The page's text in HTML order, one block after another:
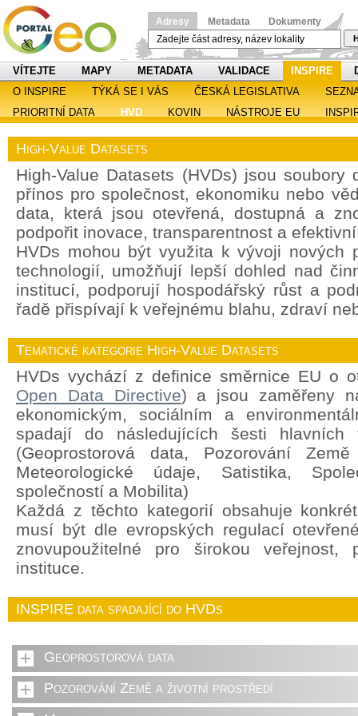
Adresy Metadata Dokumenty
VÍTEJTE MAPY METADATA VALIDACE INSPIRE
O INSPIRE
TÝKÁ SE I VÁS ČESKÁ LEGISLATIVA
PRIORITNÍ DATA
HVD KOVIN NÁSTROJE EU
High-Value Datasets
High-Value Datasets (HVDs) jsou
přínos pro společnost, ekonomiku nebo
data, která jsou otevřená, dostupná a
podpořit inovace, transparentnost a
HVDs mohou být využita k vývoji nových
technologií, umožňují lepší dohled nad
institucí, podporují hospodářský růst a
řadě přispívají k veřejnému blahu, zdraví
Tematické kategorie High-Value Datasets
HVDs vychází z definice směrnice EU o
Open Data Directive) a jsou zaměřeny
ekonomickým, sociálním a
spadají do následujících šesti hlavních
(Geoprostorová data, Pozorování
Meteorologické údaje, Satistika,
společností a Mobilita)
Každá z těchto kategorií obsahuje
musí být dle evropských regulací
znovupoužitelné pro širokou veřejnost,
instituce.
INSPIRE data spadající do HVDs
Geoprostorová data
Pozorování Země a životní prostředí